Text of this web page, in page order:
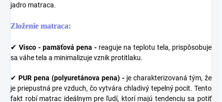
jadro matraca.
Zloženie matraca:
✔ Visco - pamäťová pena - reaguje na teplotu tela, prispôsobuje
sa váhe tela a minimalizuje vznik protitlaku.
✔ PUR pena (polyuretánova pena) - je charakterizovaná tým, že
je priepustná pre vzduch, čo vytvára chladivý tepelný pocit. Tento
fakt robí matrac ideálnym pre ľudí, ktorí majú tendenciu sa potiť